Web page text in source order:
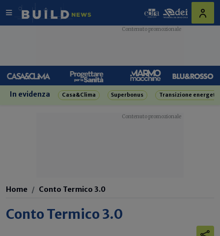
In evidenza Casa&Clima Superbonus Transizione
Home Conto Termico 3.0
Conto Termico 3.0